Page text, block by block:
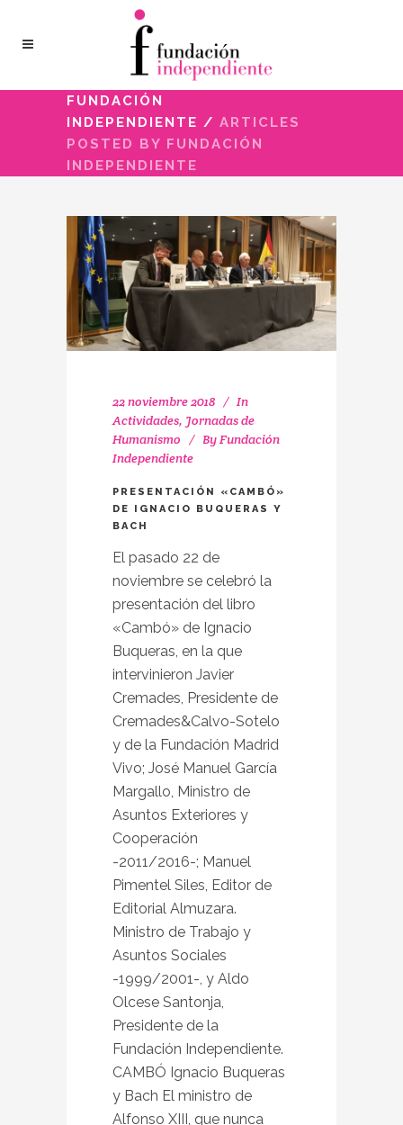
FUNDACIÓN
INDEPENDIENTE / ARTICLES
POSTED BY FUNDACIÓN
INDEPENDIENTE
22 noviembre 2018
In
Actividades, Jornadas de
Humanismo
ByFundación
Independiente
PRESENTACIÓN «CAMBÓ»
DE IGNACIO BUQUERAS Y
BACH
El pasado 22 de
noviembre se celebró la
presentación del libro
«Cambó» de Ignacio
Buqueras, en la que
intervinieron Javier
Cremades, Presidente de
Cremades&Calvo-Sotelo
y de la Fundación Madrid
Vivo; José Manuel García
Margallo, Ministro de
Asuntos Exteriores y
Cooperación
-2011/2016-; Manuel
Pimentel Siles, Editor de
Editorial Almuzara.
Ministro de Trabajo y
Asuntos Sociales
-1999/2001-, y Aldo
Olcese Santonja,
Presidente de la
Fundación Independiente.
CAMBÓ Ignacio Buqueras
y Bach El ministro de
Alfonso XIII, que nunca